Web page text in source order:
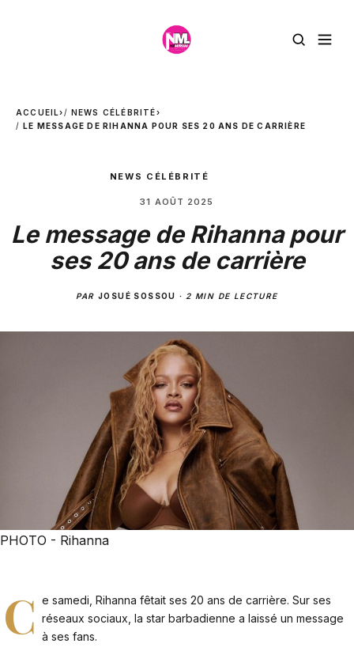
ACCUEIL› NEWS CÉLÉBRITÉ›
LE MESSAGE DE RIHANNA POUR SES 20 ANS DE CARRIÈRE
NEWS CÉLÉBRITÉ
31 AOÛT 2025
Le message de Rihanna pour
ses 20 ans de carrière
PARJOSUÉ SOSSOU · 2 MIN DE LECTURE
PHOTO - Rihanna
C e samedi, Rihanna fêtait ses 20 ans de carrière. Sur ses
réseaux sociaux, la star barbadienne a laissé un message
à ses fans.